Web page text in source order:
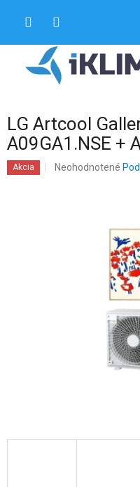
LG Artcool
A09GA1.NSE +
Akcia
Priemerné
Neohodnotené